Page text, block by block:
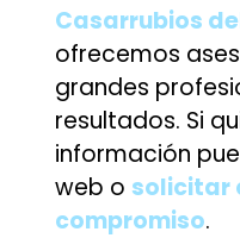
Casarrubios
ofrecemos
grandes
resultados. Si
información
web o solicitar
compromiso.